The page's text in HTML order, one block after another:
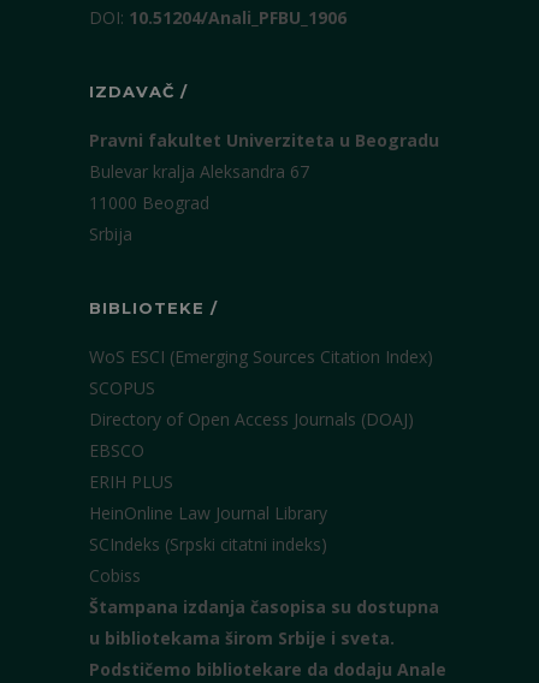
DOI: 10.51204/Anali_PFBU_1906
IZDAVAČ /
Pravni fakultet Univerziteta u Beogradu
Bulevar kralja Aleksandra 67
11000 Beograd
Srbija
BIBLIOTEKE /
WoS ESCI (Emerging Sources Citation Index)
SCOPUS
Directory of Open Access Journals (DOAJ)
EBSCO
ERIH PLUS
HeinOnline Law Journal Library
SCIndeks (Srpski citatni indeks)
Cobiss
Štampana izdanja časopisa su dostupna
u bibliotekama širom Srbije i sveta.
Podstičemo bibliotekare da dodaju Anale